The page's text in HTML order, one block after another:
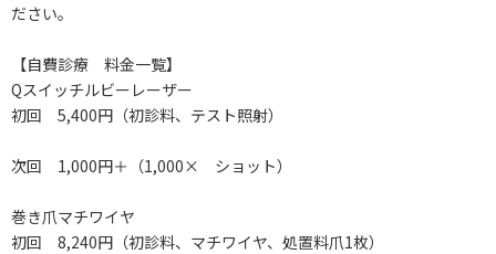
ださい。
【自費診療 料金一覧】
Qスイッチルビーレーザー
初回 5,400円（初診料、テスト照射）
次回 1,000円＋（1,000× ショット）
巻き爪マチワイヤ
初回 8,240円（初診料、マチワイヤ、処置料爪1枚）